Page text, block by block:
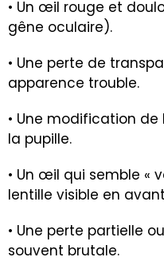
• Un œil rouge et
gêne oculaire).
• Une perte de
apparence trouble.
• Une modification
la pupille.
• Un œil qui semble «
lentille visible en
• Une perte partielle
souvent brutale.